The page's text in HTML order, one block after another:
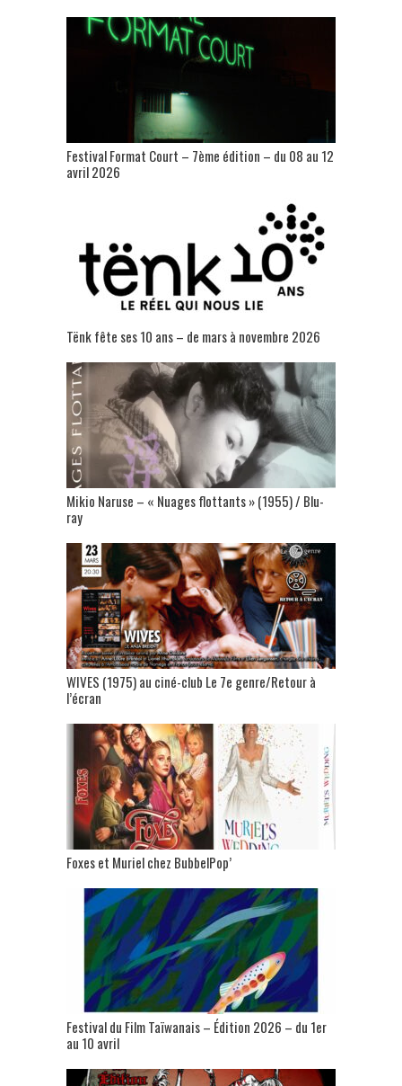
Festival Format Court – 7ème édition – du 08 au 12
avril 2026
Tënk fête ses 10 ans – de mars à novembre 2026
Mikio Naruse – « Nuages flottants » (1955) / Blu-
ray
WIVES (1975) au ciné-club Le 7e genre/Retour à
l’écran
Foxes et Muriel chez BubbelPop’
Festival du Film Taïwanais – Édition 2026 – du 1er
au 10 avril